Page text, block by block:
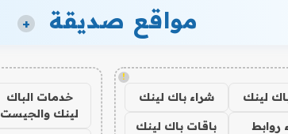
مواقع صديقة +
!
لينك شراء باك لينك
روابط
باقات باك لينك
خدمات الباك
لينك والجيست